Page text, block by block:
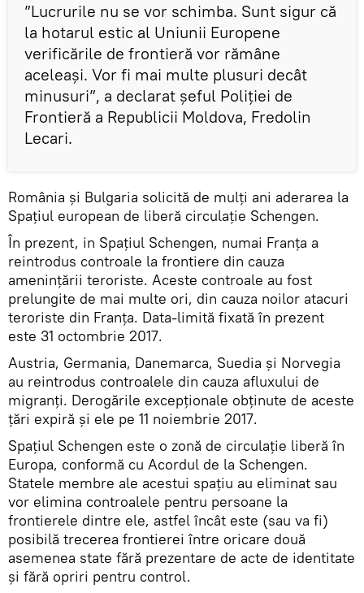
”Lucrurile nu se vor schimba. Sunt sigur că
la hotarul estic al Uniunii Europene
verificările de frontieră vor rămâne
aceleași. Vor fi mai multe plusuri decât
minusuri”, a declarat șeful Poliției de
Frontieră a Republicii Moldova, Fredolin
Lecari.
România şi Bulgaria solicită de mulţi ani aderarea la
Spaţiul european de liberă circulaţie Schengen.
În prezent, in Spațiul Schengen, numai Franța a
reintrodus controale la frontiere din cauza
amenințării teroriste. Aceste controale au fost
prelungite de mai multe ori, din cauza noilor atacuri
teroriste din Franța. Data-limită fixată în prezent
este 31 octombrie 2017.
Austria, Germania, Danemarca, Suedia și Norvegia
au reintrodus controalele din cauza afluxului de
migranți. Derogările excepționale obținute de aceste
țări expiră și ele pe 11 noiembrie 2017.
Spațiul Schengen este o zonă de circulație liberă în
Europa, conformă cu Acordul de la Schengen.
Statele membre ale acestui spațiu au eliminat sau
vor elimina controalele pentru persoane la
frontierele dintre ele, astfel încât este (sau va fi)
posibilă trecerea frontierei între oricare două
asemenea state fără prezentare de acte de identitate
și fără opriri pentru control.